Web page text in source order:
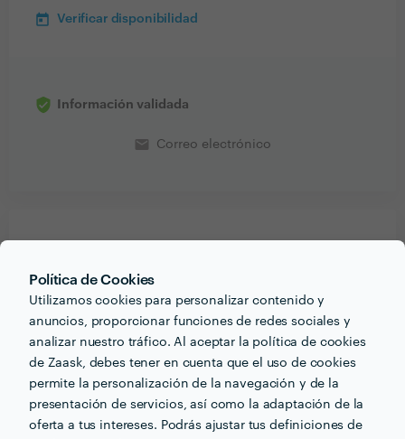
Política de Cookies
Utilizamos cookies para personalizar contenido y
anuncios, proporcionar funciones de redes sociales y
analizar nuestro tráfico. Al aceptar la política de cookies
de Zaask, debes tener en cuenta que el uso de cookies
permite la personalización de la navegación y de la
presentación de servicios, así como la adaptación de la
oferta a tus intereses. Podrás ajustar tus definiciones de
Verificar disponibilidad
Información validada
email Correo electrónico